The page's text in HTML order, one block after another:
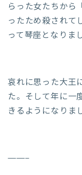
らった女たちから
ったため殺されて
って琴座となりま
哀れに思った大王
た。そして年に一
きるようになりま
——–